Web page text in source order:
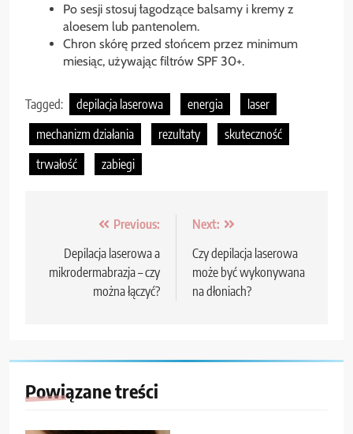
Po sesji stosuj łagodzące balsamy i kremy z
aloesem lub pantenolem.
Chron skórę przed słońcem przez minimum
miesiąc, używając filtrów SPF 30+.
Tagged: depilacja laserowa energia
laser
mechanizm działania
rezultaty
skuteczność
trwałość
zabiegi
Nawigacja
wpisu
Previous:
Depilacja laserowa a
mikrodermabrazja – czy
można łączyć?
Next:
Czy depilacja laserowa
może być wykonywana
na dłoniach?
Powiązane treści